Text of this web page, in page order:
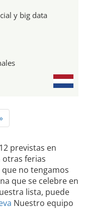
y big data
previstas en
otras ferias
que no tengamos
que se celebre en
lista, puede
Nuestro equipo